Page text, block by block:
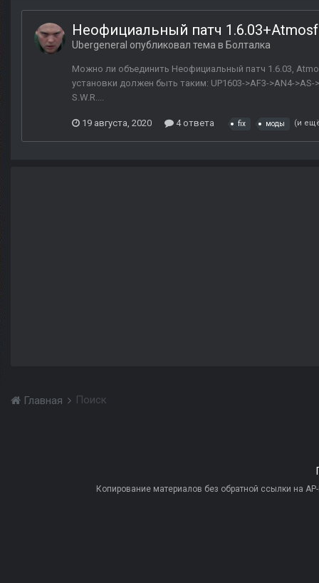
Неофициальный патч
Ubergeneral опубликовал тема в Болталка
Можно ли объединить Неофициальный патч 1.6.03,
установки должен быть таким: UP1603->AF3->AN4-
S.W.R....
19 августа, 2020 4 ответа fix моды (и
Главная Поиск
Копирование материалов без обратной ссылки на